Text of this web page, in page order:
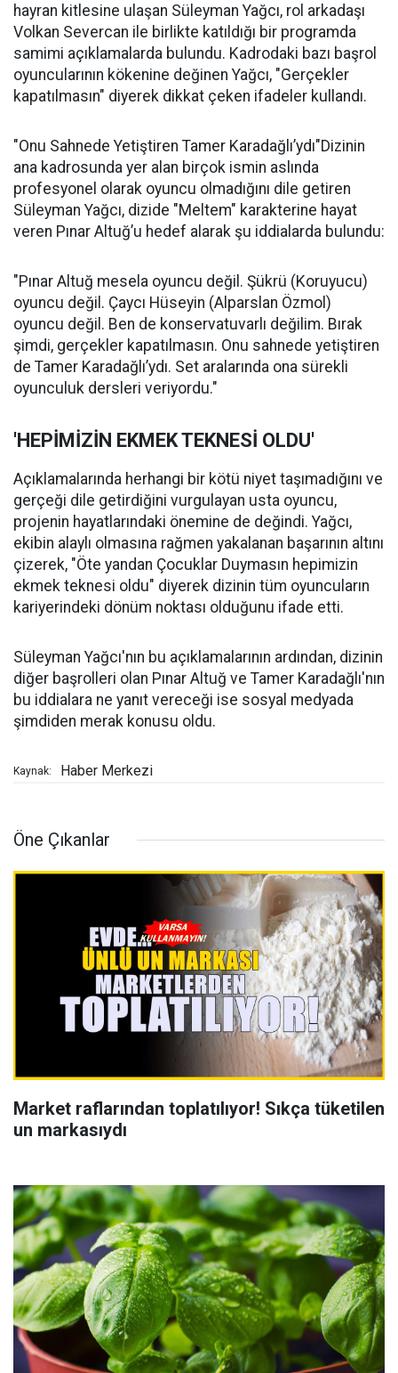
hayran kitlesine ulaşan Süleyman Yağcı, rol arkadaşı
Volkan Severcan ile birlikte katıldığı bir programda
samimi açıklamalarda bulundu. Kadrodaki bazı başrol
oyuncularının kökenine değinen Yağcı, "Gerçekler
kapatılmasın" diyerek dikkat çeken ifadeler kullandı.
"Onu Sahnede Yetiştiren Tamer Karadağlı’ydı"Dizinin
ana kadrosunda yer alan birçok ismin aslında
profesyonel olarak oyuncu olmadığını dile getiren
Süleyman Yağcı, dizide "Meltem" karakterine hayat
veren Pınar Altuğ’u hedef alarak şu iddialarda bulundu:
"Pınar Altuğ mesela oyuncu değil. Şükrü (Koruyucu)
oyuncu değil. Çaycı Hüseyin (Alparslan Özmol)
oyuncu değil. Ben de konservatuvarlı değilim. Bırak
şimdi, gerçekler kapatılmasın. Onu sahnede yetiştiren
de Tamer Karadağlı’ydı. Set aralarında ona sürekli
oyunculuk dersleri veriyordu."
'HEPİMİZİN EKMEK TEKNESİ OLDU'
Açıklamalarında herhangi bir kötü niyet taşımadığını ve
gerçeği dile getirdiğini vurgulayan usta oyuncu,
projenin hayatlarındaki önemine de değindi. Yağcı,
ekibin alaylı olmasına rağmen yakalanan başarının altını
çizerek, "Öte yandan Çocuklar Duymasın hepimizin
ekmek teknesi oldu" diyerek dizinin tüm oyuncuların
kariyerindeki dönüm noktası olduğunu ifade etti.
Süleyman Yağcı'nın bu açıklamalarının ardından, dizinin
diğer başrolleri olan Pınar Altuğ ve Tamer Karadağlı'nın
bu iddialara ne yanıt vereceği ise sosyal medyada
şimdiden merak konusu oldu.
Kaynak: Haber Merkezi
Öne Çıkanlar
Market raflarından toplatılıyor! Sıkça tüketilen
un markasıydı